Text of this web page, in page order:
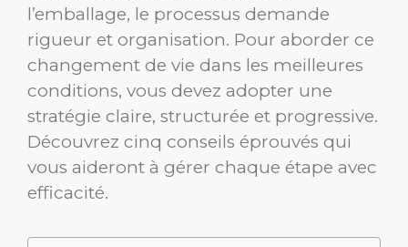
l’emballage, le processus demande
rigueur et organisation. Pour aborder ce
changement de vie dans les meilleures
conditions, vous devez adopter une
stratégie claire, structurée et progressive.
Découvrez cinq conseils éprouvés qui
vous aideront à gérer chaque étape avec
efficacité.